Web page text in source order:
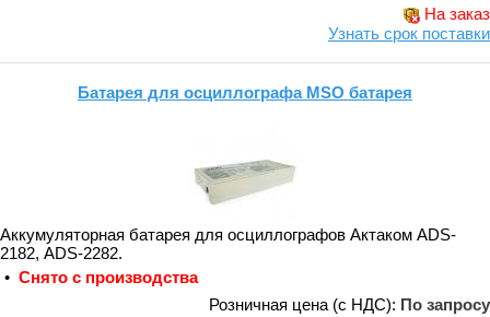
На заказ
Узнать срок поставки
Батарея для осциллографа MSO батарея
Аккумуляторная батарея для осциллографов Актаком АDS-
2182, АDS-2282.
• Снято с производства
Розничная цена (с НДС): По запросу